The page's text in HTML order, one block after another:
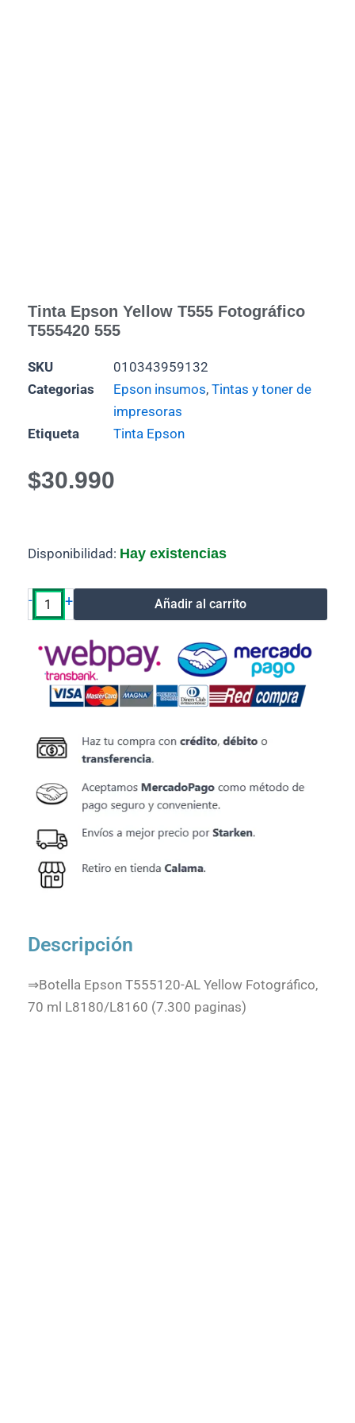
Tinta Epson Yellow T555 Fotográfico
T555420 555
SKU
010343959132
Categorias
Epson insumos, Tintas y toner de
impresoras
Etiqueta
Tinta Epson
$30.990
Disponibilidad: Hay existencias
-
Tinta
Epson
T555
Fotográfico
555
cantidad
+ Añadir al carrito
Descripción
⇒Botella Epson T555120-AL Yellow Fotográfico,
70 ml L8180/L8160 (7.300 paginas)